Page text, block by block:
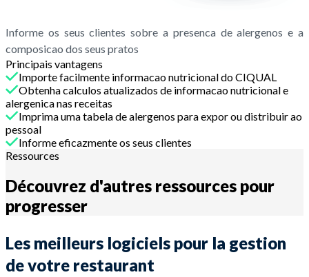
Informe os seus clientes sobre a presenca de alergenos e a
composicao dos seus pratos
Principais vantagens
Importe facilmente informacao nutricional do CIQUAL
Obtenha calculos atualizados de informacao nutricional e
alergenica nas receitas
Imprima uma tabela de alergenos para expor ou distribuir ao
pessoal
Informe eficazmente os seus clientes
Ressources
Découvrez d'autres ressources pour
progresser
Les meilleurs logiciels pour la gestion
de votre restaurant